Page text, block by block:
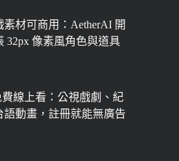
素材可商用：AetherAI 開
32px 像素風角色與道具
線上看：公視戲劇、紀
語動畫，註冊就能無廣告